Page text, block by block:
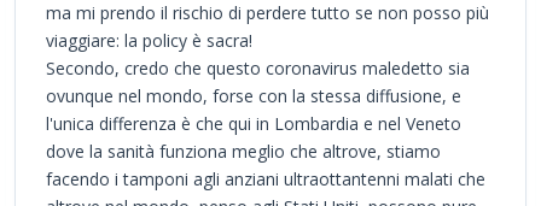
ma mi prendo il rischio di perdere tutto se non posso più
viaggiare: la policy è sacra!
Secondo, credo che questo coronavirus maledetto sia
ovunque nel mondo, forse con la stessa diffusione, e
l'unica differenza è che qui in Lombardia e nel Veneto
dove la sanità funziona meglio che altrove, stiamo
facendo i tamponi agli anziani ultraottantenni malati che